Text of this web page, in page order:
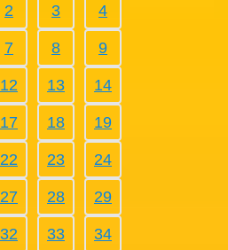
2 3 4
7 8 9
12 13 14
17 18 19
22 23 24
27 28 29
32 33 34